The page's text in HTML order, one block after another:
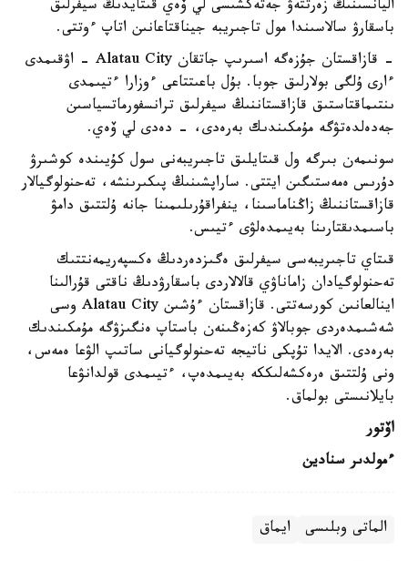
اليانسىنىڭ زەرتتەۋ جەتەكشىسى لي ۆەي قىتايدىڭ سيفرلىق
باسقارۋ سالاسىندا مول تاجىريبە جيناقتاعانىن اتاپ ءوتتى.
- قازاقستان جۇزەگە اسىرىپ جاتقان Alatau City - اۋقىمدى
ءارى ۇلگى بولارلىق جوبا. بۇل باعىتتاعى ءوزارا ءتيىمدى
ىنتىماقتاستىق قازاقستاننىڭ سيفرلىق ترانسفورماتسياسىن
جەدەلدەتۋگە مۇمكىندىك بەرەدى، - دەدى لي ۆەي.
سونىمەن بىرگە ول قىتايلىق تاجىريبەنى سول كۇيىندە كوشىرۋ
دۇرىس ەمەستىگىن ايتتى. ساراپشىنىڭ پىكىرىنشە، تەحنولوگيالار
قازاقستاننىڭ زاڭناماسىنا، ينفراقۇرىلىمىنا جانە ۇلتتىق دامۋ
باسىمدىقتارىنا بەيىمدەلۋى ءتيىس.
قىتاي تاجىريبەسى سيفرلىق ەگىزدەردىڭ ەكسپەريمەنتتىك
تەحنولوگيادان زاماناۋي قالالاردى باسقارۋدىڭ ناقتى قۇرالىنا
اينالعانىن كورسەتتى. قازاقستان ءۇشىن Alatau City وسى
شەشىمدەردى جوبالاۋ كەزەڭىنەن باستاپ ەنگىزۋگە مۇمكىندىك
بەرەدى. الايدا تۇپكى ناتيجە تەحنولوگيانى ساتىپ الۋعا ەمەس،
ونى ۇلتتىق ەرەكشەلىككە بەيىمدەپ، ءتيىمدى قولدانۋعا
بايلانىستى بولماق.
اۆتور
ءمولدىر سنادين
الماتى وبلىسى ايماق